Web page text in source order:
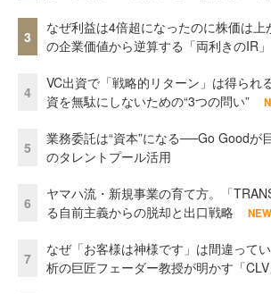
3
なぜ利益は4倍超になったのに株価は
の企業価値から逆算する「両利きのIR」
4
VC出資で「戦略的リターン」は得られ
資を無駄にしないための“3つの問い”
5
業務委託は“資本”になる──Go Goodが
のタレントプール活用
6
ヤマハ流・新規事業の育て方。「
る自前主義からの脱却と出口戦略
NEW
7
なぜ「お客様は神様です」は間違って
析の巨匠フェーダー教授が明かす「